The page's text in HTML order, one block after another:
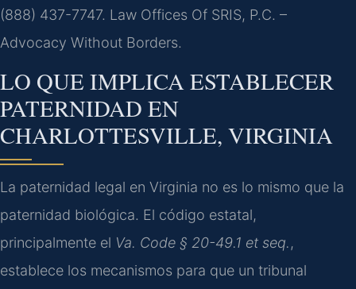
(888) 437-7747. Law Offices Of SRIS, P.C. –
Advocacy Without Borders.
LO QUE IMPLICA ESTABLECER
PATERNIDAD EN
CHARLOTTESVILLE, VIRGINIA
La paternidad legal en Virginia no es lo mismo que la
paternidad biológica. El código estatal,
principalmente el Va. Code § 20-49.1 et seq.,
establece los mecanismos para que un tribunal